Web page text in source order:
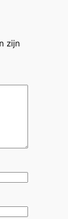
zijn